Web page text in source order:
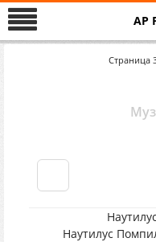
AP
Страница
Наутилус